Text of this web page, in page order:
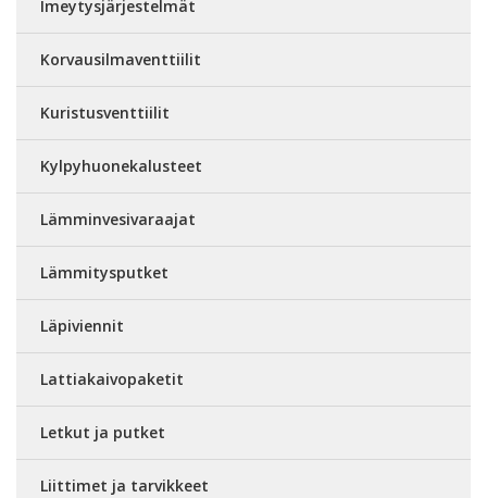
Imeytysjärjestelmät
Korvausilmaventtiilit
Kuristusventtiilit
Kylpyhuonekalusteet
Lämminvesivaraajat
Lämmitysputket
Läpiviennit
Lattiakaivopaketit
Letkut ja putket
Liittimet ja tarvikkeet